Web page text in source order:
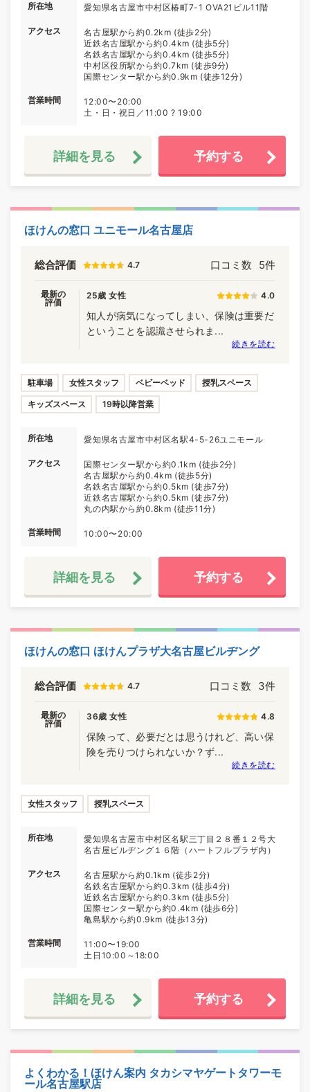
所在地 愛知県名古屋市中村区椿町7-1 OVA21ビル11階
アクセス
名古屋駅から約0.2km (徒歩2分)
近鉄名古屋駅から約0.4km (徒歩5分)
名鉄名古屋駅から約0.4km (徒歩5分)
中村区役所駅から約0.7km (徒歩9分)
国際センター駅から約0.9km (徒歩12分)
営業時間
12:00〜20:00
土・日・祝日／11:00 ? 19:00
詳細を見る 予約する
ほけんの窓口 ユニモール名古屋店
総合評価 4.7 口コミ数 5件
最新の
評価
25歳 女性 4.0
知人が病気になってしまい、保険は重要だ
ということを認識させられま...
続きを読む
駐車場 女性スタッフ ベビーベッド 授乳スペース
キッズスペース 19時以降営業
所在地 愛知県名古屋市中村区名駅4-5-26ユニモール
アクセス
国際センター駅から約0.1km (徒歩2分)
名古屋駅から約0.4km (徒歩5分)
名鉄名古屋駅から約0.5km (徒歩7分)
近鉄名古屋駅から約0.5km (徒歩7分)
丸の内駅から約0.8km (徒歩11分)
営業時間 10:00〜20:00
詳細を見る 予約する
ほけんの窓口 ほけんプラザ大名古屋ビルヂング
総合評価 4.7 口コミ数 3件
最新の
評価
36歳 女性 4.8
保険って、必要だとは思うけれど、高い保
険を売りつけられないか？ず...
続きを読む
女性スタッフ 授乳スペース
所在地
愛知県名古屋市中村区名駅三丁目２８番１２号大
名古屋ビルヂング１６階（ハートフルプラザ内）
アクセス
名古屋駅から約0.1km (徒歩2分)
名鉄名古屋駅から約0.3km (徒歩4分)
近鉄名古屋駅から約0.3km (徒歩5分)
国際センター駅から約0.4km (徒歩6分)
亀島駅から約0.9km (徒歩13分)
営業時間
11:00〜19:00
土日10:00～18:00
詳細を見る 予約する
よくわかる！ほけん案内 タカシマヤゲートタワーモ
ール名古屋駅店